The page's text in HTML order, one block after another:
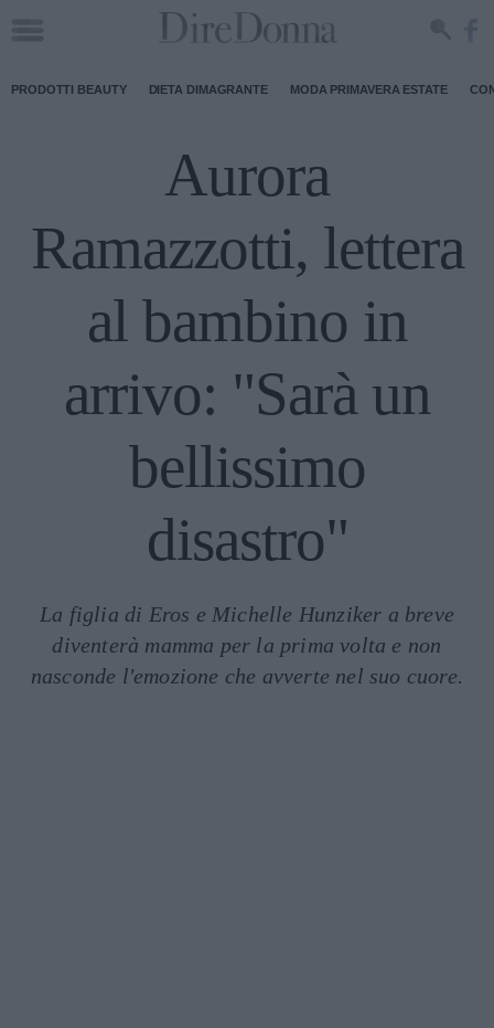
PRODOTTI BEAUTY DIETA DIMAGRANTE MODA PRIMAVERA ESTATE
Aurora
Ramazzotti, lettera
al bambino in
arrivo: "Sarà un
bellissimo
disastro"
La figlia di Eros e Michelle Hunziker a breve
diventerà mamma per la prima volta e non
nasconde l'emozione che avverte nel suo cuore.